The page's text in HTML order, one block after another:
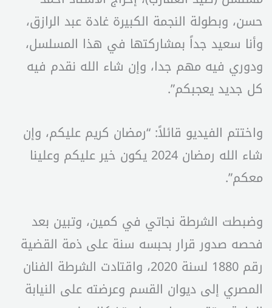
حسن، وبطولة النجمة الكبيرة غادة عبد الرازق،
وأنا سعيد جداً بمشاركتها في هذا المسلسل،
ودوري فيه مهم جدا، وإن شاء الله نقدم فيه
كل جديد يعجبكم”.
واختتم الفيديو قائلاً: “رمضان كريم عليكم، وإن
شاء الله رمضان 2024 يكون خير عليكم وعلينا
معكم”.
وضبطت الشرطة نجاتي في كمين، وتبين بعد
فحصه صدور قرار بحبسه سنة على ذمة القضية
رقم 1880 لسنة 2020، واقتادت الشرطة الفنان
المصري إلى ديوان القسم وعرضته على النيابة